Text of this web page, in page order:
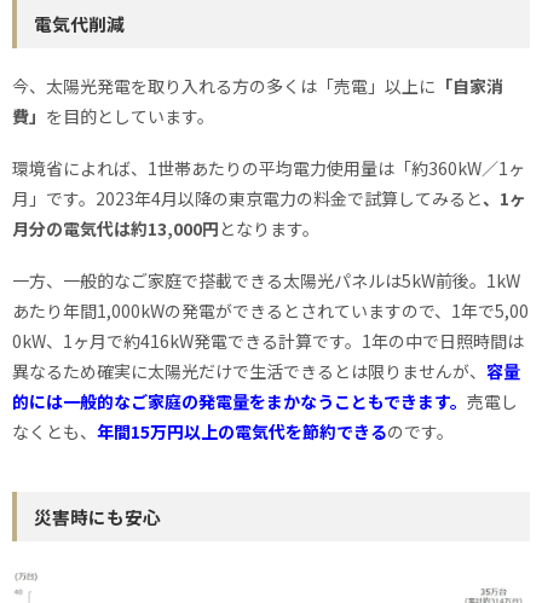
電気代削減
今、太陽光発電を取り入れる方の多くは「売電」以上に 「自家消
費」 を目的としています。
環境省によれば、1世帯あたりの平均電力使用量は「約360kW／1ヶ
月」です。2023年4月以降の東京電力の料金で試算してみると、1ヶ
月分の電気代は約13,000円 となります。
一方、一般的なご家庭で搭載できる太陽光パネルは5kW前後。1kW
あたり年間1,000kWの発電ができるとされていますので、1年で5,00
0kW、1ヶ月で約416kW発電できる計算です。1年の中で日照時間は
異なるため確実に太陽光だけで生活できるとは限りませんが、 容量
的には一般的なご家庭の発電量をまかなうこともできます。 売電し
なくとも、 年間15万円以上の電気代を節約できるのです。
災害時にも安心